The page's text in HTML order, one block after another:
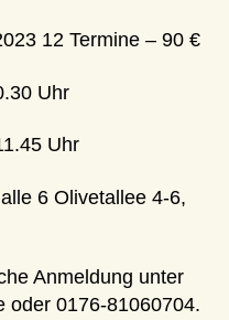
12 Termine – 90 €
Uhr
Uhr
6 Olivetallee 4-6,
Anmeldung unter
oder 0176-81060704.